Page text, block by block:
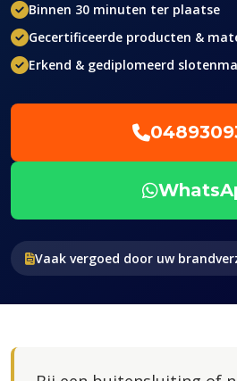
Binnen 30 minuten ter plaatse
Gecertificeerde producten &
Erkend & gediplomeerd
Vaak vergoed door uw